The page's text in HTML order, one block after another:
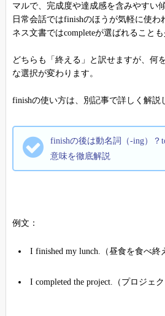
マルで、完成度や達成感を含みやすい
日常会話ではfinishのほうが気軽に使わ
ネス文書ではcompleteが選ばれること
どちらも「終える」と訳せますが、何
な選択が変わります。
finishの使い方は、別記事で詳しく解説
finishの後は動名詞（-ing）？
意味を徹底解説
例文：
I finished my lunch.（昼食を食べ終
I completed the project.（プロジェ